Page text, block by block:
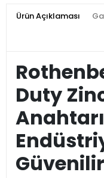
Ürün Açıklaması
Duty